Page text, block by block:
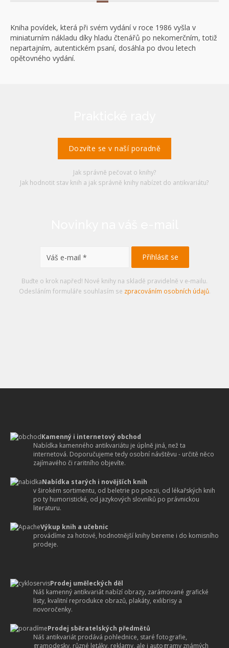
Kniha povídek, která při svém vydání v roce 1986 vyšla v
miniaturním nákladu díky hladu čtenářů po nekomerčním, totiž
nepartajním, autentickém psaní, dosáhla po dvou letech
opětovného vydání.
Dozvíte se v naší poradně
Jak správně pečovat o knihy?
Jak hodnotit stav knih a jak správně knihy nabízet do antikvariátu?
Buďte o krok napřed! Nové knihy na skladě pravidelně v e-mailu.
Odesláním formuláře souhlasím se zpracováním osobních údajů.
Kamenný i internetový obchod
Nabídka kamenného antikvariátu je úplně jiná, než ta
internetová. Doporučujeme tedy osobní návštěvu - určitě něco
zajímavého či raritního objevíte.
Nabídka starých i novějších knih
v širokém sortimentu, od beletrie po poezii, od lékařských knih
po ty humoristické, od jazykových slovníků po právnickou
literaturu.
Výkup knih a učebnic
provádíme za hotové, hodnotnější knihy bereme i do komisního
prodeje.
Prodej uměleckých děl
Náš kamenný antikvariát nabízí obrazy, zarámované grafické
listy, kvalitní reprodukce obrazů, plakáty, exlibrisy a
novoročenky.
Prodej sběratelských předmětů
Náš antikvariát prodává pohlednice, staré fotografie,
gramodesky, různé letáky, reklamy, ale i autogramy známých